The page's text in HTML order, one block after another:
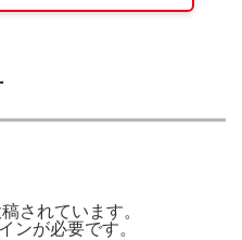
されています。
ンが必要です。